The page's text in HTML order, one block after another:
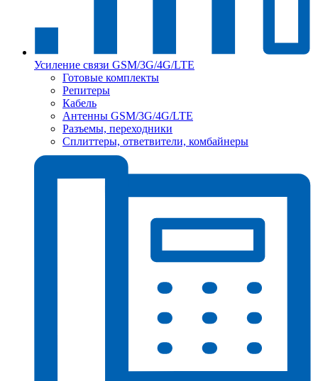
Усиление связи GSM/3G/4G/LTE
Готовые комплекты
Репитеры
Кабель
Антенны GSM/3G/4G/LTE
Разъемы, переходники
Сплиттеры, ответвители, комбайнеры